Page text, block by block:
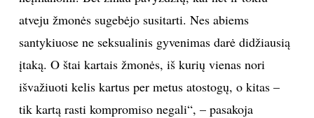
PRENUMERUOK
NAUJIENLAIŠKĮ
atveju žmonės sugebėjo susitarti. Nes abiems
santykiuose ne seksualinis gyvenimas darė didžiausią
įtaką. O štai kartais žmonės, iš kurių vienas nori
išvažiuoti kelis kartus per metus atostogų, o kitas –
tik kartą rasti kompromiso negali“, – pasakoja